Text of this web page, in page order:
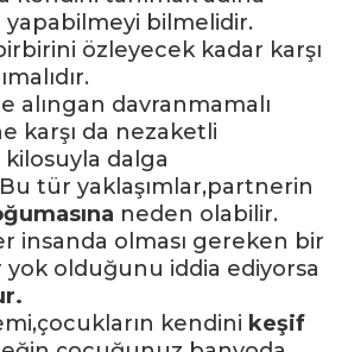
yapabilmeyi bilmelidir.
özleyecek kadar karşı
alıngan davranmamalı
karşı da nezaketli
dalga
tür yaklaşımlar,partnerin
neden olabilir.
insanda olması gereken bir
yok olduğunu iddia ediyorsa
kendini keşif